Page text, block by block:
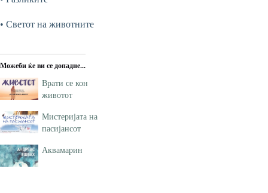
• Светот на животните
Можеби ќе ви се допадне...
Врати се кон
животот
Мистеријата на
пасијансот
Аквамарин